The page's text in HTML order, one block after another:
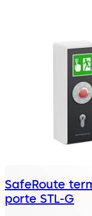
SafeRoute
porte STL-G